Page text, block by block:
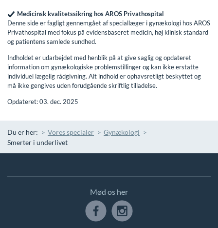
Medicinsk kvalitetssikring hos AROS Privathospital
Denne side er fagligt gennemgået af speciallæger i gynækologi hos AROS
Privathospital med fokus på evidensbaseret medicin, høj klinisk standard
og patientens samlede sundhed.
Indholdet er udarbejdet med henblik på at give saglig og opdateret
information om gynækologiske problemstillinger og kan ikke erstatte
individuel lægelig rådgivning. Alt indhold er ophavsretligt beskyttet og
må ikke gengives uden forudgående skriftlig tilladelse.
Opdateret: 03. dec. 2025
Du er her: Vores specialer
Gynækologi
Smerter i underlivet
Mød os her